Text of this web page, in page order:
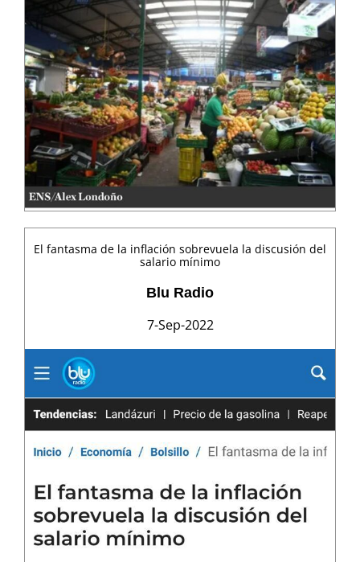
El fantasma de la inflación sobrevuela la discusión del
salario mínimo
Blu Radio
7-Sep-2022